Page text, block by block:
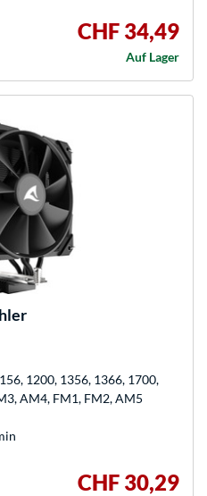
CHF 34,49
Auf Lager
1200, 1356, 1366, 1700,
AM4, FM1, FM2, AM5
CHF 30,29